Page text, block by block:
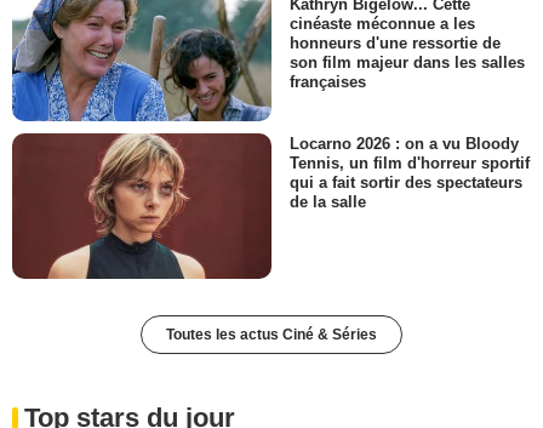
Kathryn Bigelow... Cette
cinéaste méconnue a les
honneurs d'une ressortie de
son film majeur dans les salles
françaises
Locarno 2026 : on a vu Bloody
Tennis, un film d'horreur sportif
qui a fait sortir des spectateurs
de la salle
Toutes les actus Ciné & Séries
Top stars du jour